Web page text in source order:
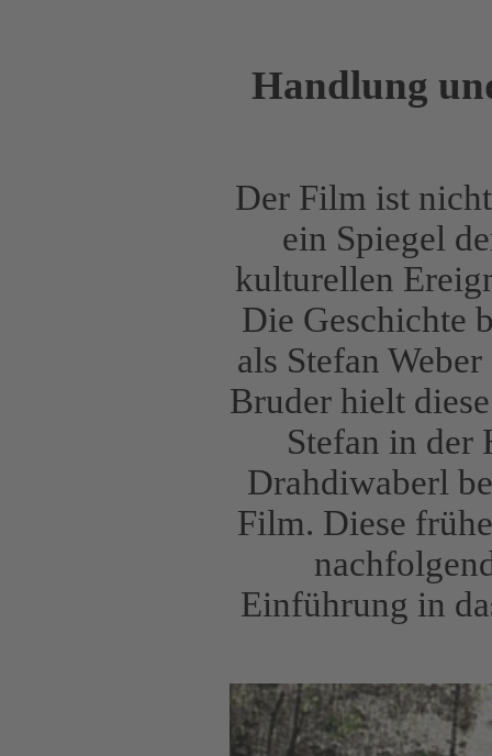
Handlung
Der Film ist
ein Spiegel
kulturellen
Die Geschichte
als Stefan
Bruder hielt
Stefan in der
Drahdiwaberl
Film. Diese
Einführung in